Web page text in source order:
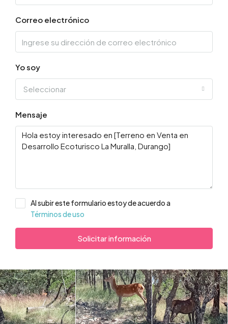
Correo electrónico
Yo soy
Seleccionar
Mensaje
Al subir este formulario estoy de acuerdo a
Términos de uso
Solicitar información